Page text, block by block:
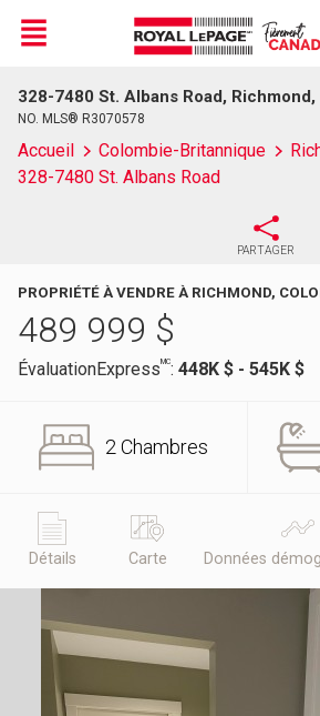
Live
En Direct
Menu
328-7480 St. Albans Road, Richmond,
NO. MLS® R3070578
Accueil Colombie-Britannique
328-7480 St. Albans Road
PARTAGER
PROPRIÉTÉ À VENDRE À RICHMOND,
489 999 $
ÉvaluationExpressMC: 448K $ - 545K $
2 Chambres
Détails Carte Données